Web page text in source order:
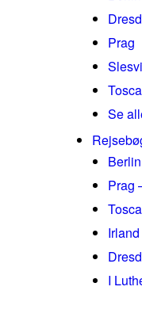
Prag
Se
Prag
I